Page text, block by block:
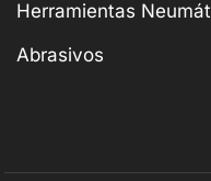
Herramientas
Abrasivos